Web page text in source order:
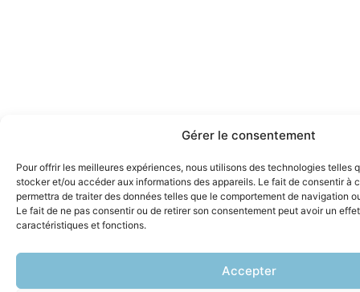
Gérer le consentement
Pour offrir les meilleures expériences, nous utilisons des technologies telles
stocker et/ou accéder aux informations des appareils. Le fait de consentir à
permettra de traiter des données telles que le comportement de navigation
Le fait de ne pas consentir ou de retirer son consentement peut avoir un
caractéristiques et fonctions.
Accepter